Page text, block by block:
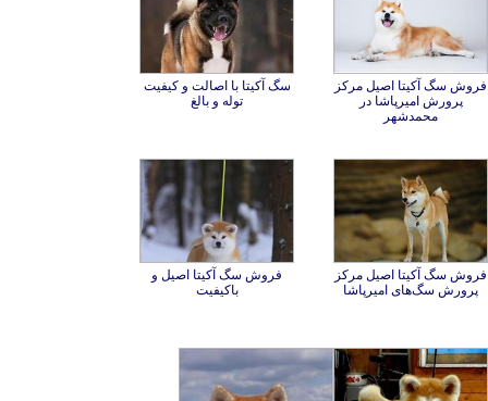
فروش سگ آکیتا اصیل مرکز
پرورش امیرپاشا در
محمدشهر
سگ آکیتا با اصالت و کیفیت
توله و بالغ
فروش سگ آکیتا اصیل مرکز
پرورش سگ‌های امیرپاشا
فروش سگ آکیتا اصیل و
باکیفیت